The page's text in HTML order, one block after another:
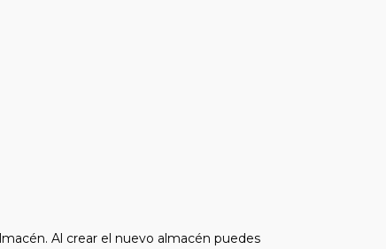
Al crear el nuevo almacén puedes